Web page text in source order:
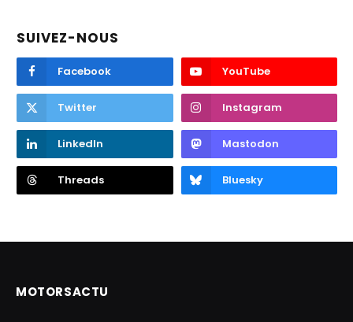
SUIVEZ-NOUS
Facebook YouTube
Twitter Instagram
LinkedIn Mastodon
Threads Bluesky
MOTORSACTU